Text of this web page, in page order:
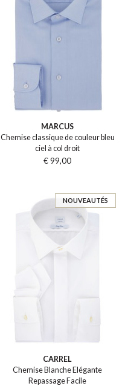
MARCUS
Chemise classique de couleur bleu
ciel à col droit
€ 99,00
NOUVEAUTÉS
CARREL
Chemise Blanche Elégante
Repassage Facile